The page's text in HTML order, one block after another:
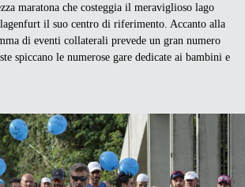
maratona che costeggia il meraviglioso lago
il suo centro di riferimento. Accanto alla
di eventi collaterali prevede un gran numero
spiccano le numerose gare dedicate ai bambini e